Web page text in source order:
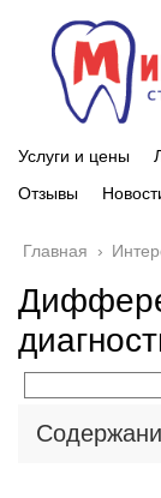
Услуги и цены
Отзывы
Главная ›